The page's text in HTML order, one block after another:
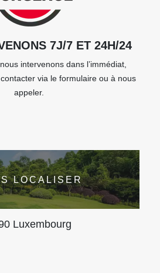
7J/7 ET 24H/24
intervenons dans l’immédiat,
via le formulaire ou à nous
appeler.
LOCALISER
Luxembourg